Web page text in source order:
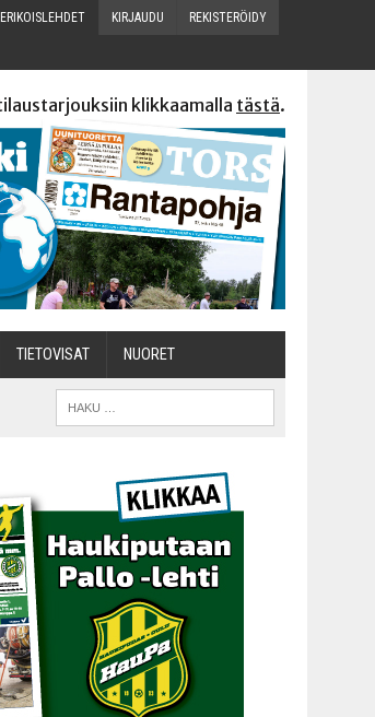
ERI­KOIS­LEH­DET KIR­JAU­DU REKIS­TE­RÖI­DY
klikkaamalla tästä.
TIETOVISAT NUO­RET